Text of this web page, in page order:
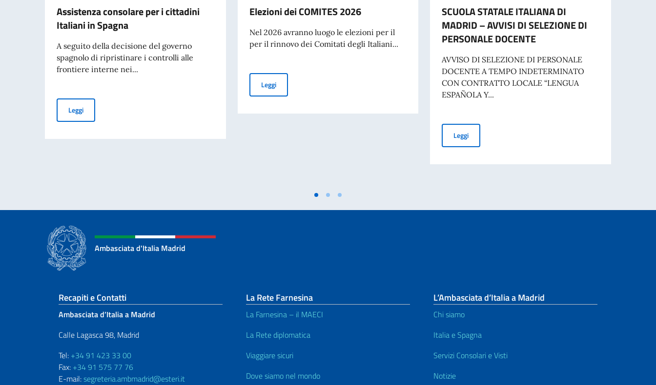
Assistenza consolare per i cittadini
Italiani in Spagna
A seguito della decisione del governo
spagnolo di ripristinare i controlli alle
frontiere interne nei...
LeggiAssistenza consolare per i cittadini Italiani in Spagna
Elezioni dei COMITES 2026
Nel 2026 avranno luogo le elezioni per il
per il rinnovo dei Comitati degli Italiani...
LeggiElezioni dei COMITES 2026
SCUOLA STATALE ITALIANA DI
MADRID – AVVISI DI SELEZIONE DI
PERSONALE DOCENTE
AVVISO DI SELEZIONE DI PERSONALE
DOCENTE A TEMPO INDETERMINATO
CON CONTRATTO LOCALE “LENGUA
ESPAÑOLA Y...
LeggiSCUOLA STATALE ITALIANA DI MADRID – AVVISI DI SELEZIONE
Ambasciata d'Italia Madrid
Sezione footer
Recapiti e Contatti
Ambasciata d’Italia a Madrid
Calle Lagasca 98, Madrid
Tel: +34 91 423 33 00
Fax: +34 91 575 77 76
E-mail:segreteria.ambmadrid@esteri.it
La Rete Farnesina
La Farnesina – il MAECI
La Rete diplomatica
Viaggiare sicuri
Dove siamo nel mondo
L’Ambasciata d’Italia a Madrid
Chi siamo
Italia e Spagna
Servizi Consolari e Visti
Notizie